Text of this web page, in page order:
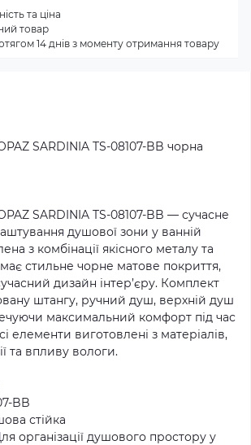
SARDINIA TS-08107-BB чорна
SARDINIA TS-08107-BB — сучасне
душової зони у ванній
з комбінації якісного металу та
має стильне чорне матове покриття,
дизайн інтер’єру. Комплект
штангу, ручний душ, верхній душ
максимальний комфорт під час
елементи виготовлені з матеріалів,
та впливу вологи.
BB
стійка
організації душового простору у
та ціна
товар
14 днів з моменту отримання товару